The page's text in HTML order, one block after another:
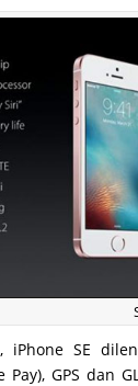
iPhone SE
Pay), GPS dan